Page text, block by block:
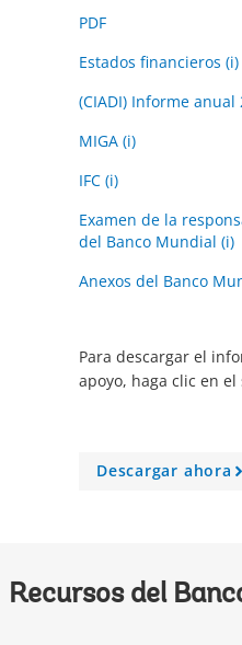
PDF
Estados financieros (i)
(CIADI) Informe anual
MIGA (i)
IFC (i)
Examen de la
del Banco Mundial (i)
Anexos del Banco
Para descargar el
apoyo, haga clic en
Descargar ahora
Recursos del